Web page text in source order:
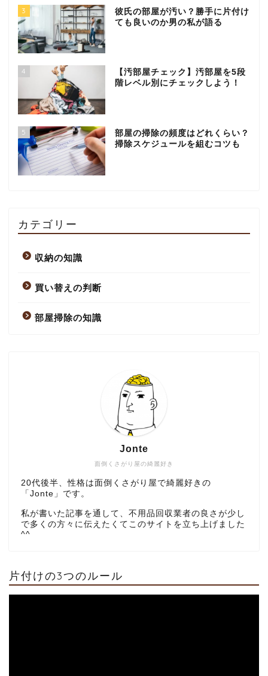
3
彼氏の部屋が汚い？勝手に片付け
ても良いのか男の私が語る
4
【汚部屋チェック】汚部屋を5段
階レベル別にチェックしよう！
5
部屋の掃除の頻度はどれくらい？
掃除スケジュールを組むコツも
カテゴリー
収納の知識
買い替えの判断
部屋掃除の知識
面倒くさがり屋の綺麗好き
Jonte
20代後半、性格は面倒くさがり屋で綺麗好きの
「Jonte」です。
私が書いた記事を通して、不用品回収業者の良さが少し
で多くの方々に伝えたくてこのサイトを立ち上げました
^^
片付けの3つのルール